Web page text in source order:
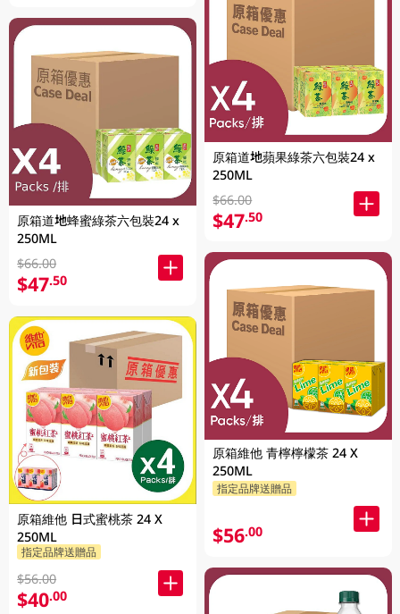
原箱道地蜂蜜綠茶六包裝24 x
250ML
$66.00
$47.50
原箱維他 日式蜜桃茶 24 X
250ML
指定品牌送贈品
$56.00
$40.00
原箱道地蘋果綠茶六包裝24 x
250ML
$66.00
$47.50
原箱維他 青檸檸檬茶 24 X
250ML
指定品牌送贈品
$56.00